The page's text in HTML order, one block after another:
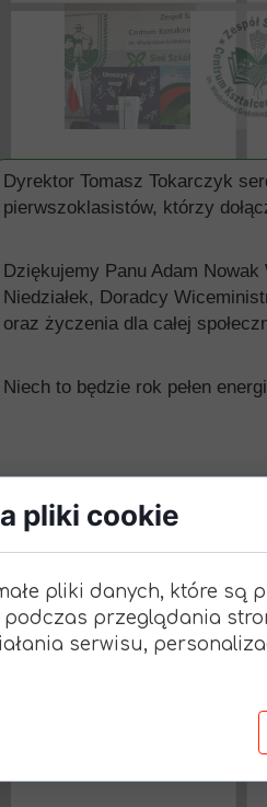
Dyrektor Tomasz Tokarczyk
pierwszoklasistów, którzy
Dziękujemy Panu Adam
Niedziałek, Doradcy
oraz życzenia dla całej
Niech to będzie rok pełen
pliki cookie
pliki danych, które są
przeglądania
serwisu,